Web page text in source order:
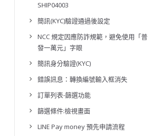
SHIP04003
簡訊(KYC)驗證通過後設定
NCC 規定因應防詐規範，避免使用「普
發一萬元」字眼
簡訊身分驗證(KYC)
錯誤訊息：轉換編號輸入框消失
訂單列表-篩選功能
篩選條件:檢視畫面
LINE Pay money 預先申請流程